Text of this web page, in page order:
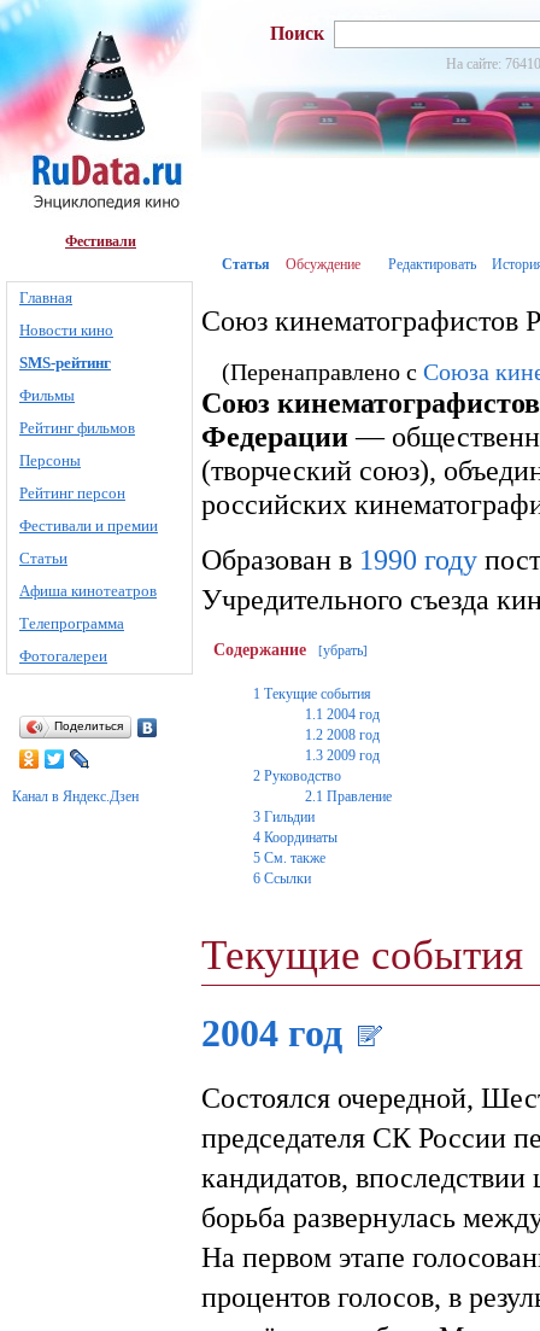
Фестивали
Главная
Новости кино
SMS-рейтинг
Фильмы
Рейтинг фильмов
Персоны
Рейтинг персон
Фестивали и премии
Статьи
Афиша кинотеатров
Телепрограмма
Фотогалереи
Поделиться
Канал в Яндекс.Дзен
Поиск
На сайте:
Статья Обсуждение Редактировать
Союз кинематографистов
(Перенаправлено с Союза
Союз
Федерации—
(творческий союз),
российских
Образован в 1990 году
Учредительного съезда
Содержание [убрать]
1 Текущие события
1.1 2004 год
1.2 2008 год
1.3 2009 год
2 Руководство
2.1 Правление
3 Гильдии
4 Координаты
5 См. также
6 Ссылки
Текущие события
2004 год
Состоялся очередной,
председателя СК России
кандидатов,
борьба развернулась
На первом этапе
процентов голосов, в